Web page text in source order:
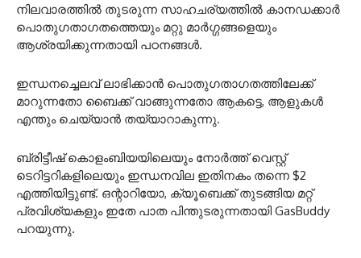
നിലവാരത്തിൽ തുടരുന്ന സാഹചര്യത്തിൽ കാനഡക്കാർ
പൊതുഗതാഗതത്തെയും മറ്റു മാർഗ്ഗങ്ങളെയും
ആശ്രയിക്കുന്നതായി പഠനങ്ങൾ.
ഇന്ധനച്ചെലവ് ലാഭിക്കാൻ പൊതുഗതാഗതത്തിലേക്ക്
മാറുന്നതോ ബൈക്ക് വാങ്ങുന്നതോ ആകട്ടെ, ആളുകൾ
എന്തും ചെയ്യാൻ തയ്യാറാകുന്നു.
ബ്രിട്ടീഷ് കൊളംബിയയിലെയും നോർത്ത് വെസ്റ്റ്
ടെറിട്ടറികളിലെയും ഇന്ധനവില ഇതിനകം തന്നെ $2
എത്തിയിട്ടുണ്ട്. ഒന്റാറിയോ, ക്യൂബെക്ക് തുടങ്ങിയ മറ്റ്
പ്രവിശ്യകളും ഇതേ പാത പിന്തുടരുന്നതായി GasBuddy
പറയുന്നു.